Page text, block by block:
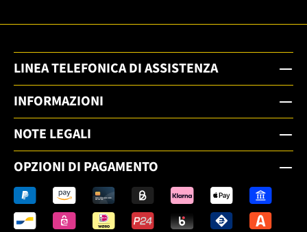
LINEA TELEFONICA DI ASSISTENZA
INFORMAZIONI
NOTE LEGALI
OPZIONI DI PAGAMENTO